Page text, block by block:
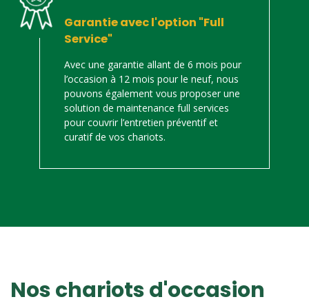
Garantie avec l'option "Full
Service"
Avec une garantie allant de 6 mois pour
l’occasion à 12 mois pour le neuf, nous
pouvons également vous proposer une
solution de maintenance full services
pour couvrir l’entretien préventif et
curatif de vos chariots.
Nos chariots d'occasion